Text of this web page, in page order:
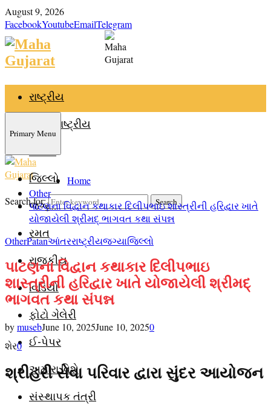
August 9, 2026
FacebookYoutubeEmailTelegram
રાષ્ટ્રીય
આંતરરાષ્ટ્રીય
જિલ્લો
જગ્યા
રમત
રાજકીય
વિડિયો
ફોટો ગેલેરી
ઈ-પેપર
અમારા વિશે
સંસ્થાપક તંત્રી
Primary Menu
Search for: Search
Home
Other
પાટણના વિદ્વાન કથાકાર દિલીપભાઇ શાસ્ત્રીની હરિદ્વાર ખાતે
યોજાયેલી શ્રીમદ્ ભાગવત કથા સંપન્ન
OtherPatanઆંતરરાષ્ટ્રીયજગ્યાજિલ્લો
પાટણના વિદ્વાન કથાકાર દિલીપભાઇ
શાસ્ત્રીની હરિદ્વાર ખાતે યોજાયેલી શ્રીમદ્
ભાગવત કથા સંપન્ન
bymusebJune 10, 2025June 10, 20250
શેર0
શ્રીહરી સેવા પરિવાર દ્વારા સુંદર આયોજન